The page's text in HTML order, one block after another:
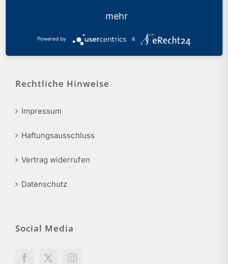
info@phv-nrw.de
Rechtliche Hinweise
Impressum
Haftungsausschluss
Vertrag widerrufen
Datenschutz
Social Media
mehr
Powered by &